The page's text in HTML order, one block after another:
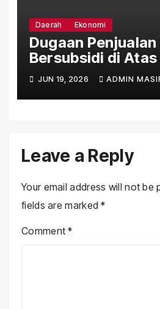
Daerah Ekonomi
Dugaan
Bersubsidi di Atas
Sejumlah Daerah
JUN 19, 2026 ADMIN
Leave a Reply
Your email address will not be
fields are marked*
Comment*